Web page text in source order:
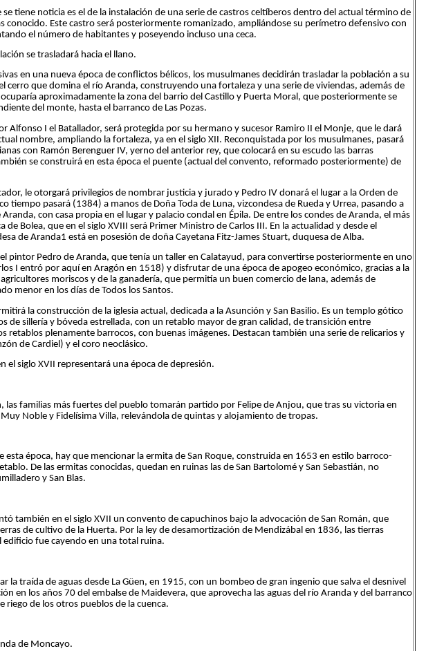
tiene noticia es el de la instalación de una serie de castros celtíberos dentro del actual término de
conocido. Este castro será posteriormente romanizado, ampliándose su perímetro defensivo con
el número de habitantes y poseyendo incluso una ceca.
se trasladará hacia el llano.
en una nueva época de conflictos bélicos, los musulmanes decidirán trasladar la población a su
cerro que domina el río Aranda, construyendo una fortaleza y una serie de viviendas, además de
aproximadamente la zona del barrio del Castillo y Puerta Moral, que posteriormente se
del monte, hasta el barranco de Las Pozas.
Alfonso I el Batallador, será protegida por su hermano y sucesor Ramiro II el Monje, que le dará
nombre, ampliando la fortaleza, ya en el siglo XII. Reconquistada por los musulmanes, pasará
con Ramón Berenguer IV, yerno del anterior rey, que colocará en su escudo las barras
se construirá en esta época el puente (actual del convento, reformado posteriormente) de
le otorgará privilegios de nombrar justicia y jurado y Pedro IV donará el lugar a la Orden de
tiempo pasará (1384) a manos de Doña Toda de Luna, vizcondesa de Rueda y Urrea, pasando a
con casa propia en el lugar y palacio condal en Épila. De entre los condes de Aranda, el más
de Bolea, que en el siglo XVIII será Primer Ministro de Carlos III. En la actualidad y desde el
de Aranda1 está en posesión de doña Cayetana Fitz-James Stuart, duquesa de Alba.
pintor Pedro de Aranda, que tenía un taller en Calatayud, para convertirse posteriormente en uno
I entró por aquí en Aragón en 1518) y disfrutar de una época de apogeo económico, gracias a la
moriscos y de la ganadería, que permitía un buen comercio de lana, además de
menor en los días de Todos los Santos.
la construcción de la iglesia actual, dedicada a la Asunción y San Basilio. Es un templo gótico
de sillería y bóveda estrellada, con un retablo mayor de gran calidad, de transición entre
retablos plenamente barrocos, con buenas imágenes. Destacan también una serie de relicarios y
de Cardiel) y el coro neoclásico.
el siglo XVII representará una época de depresión.
las familias más fuertes del pueblo tomarán partido por Felipe de Anjou, que tras su victoria en
Noble y Fidelísima Villa, relevándola de quintas y alojamiento de tropas.
esta época, hay que mencionar la ermita de San Roque, construida en 1653 en estilo barroco-
De las ermitas conocidas, quedan en ruinas las de San Bartolomé y San Sebastián, no
y San Blas.
también en el siglo XVII un convento de capuchinos bajo la advocación de San Román, que
de cultivo de la Huerta. Por la ley de desamortización de Mendizábal en 1836, las tierras
edificio fue cayendo en una total ruina.
la traída de aguas desde La Güen, en 1915, con un bombeo de gran ingenio que salva el desnivel
en los años 70 del embalse de Maidevera, que aprovecha las aguas del río Aranda y del barranco
riego de los otros pueblos de la cuenca.
de Moncayo.